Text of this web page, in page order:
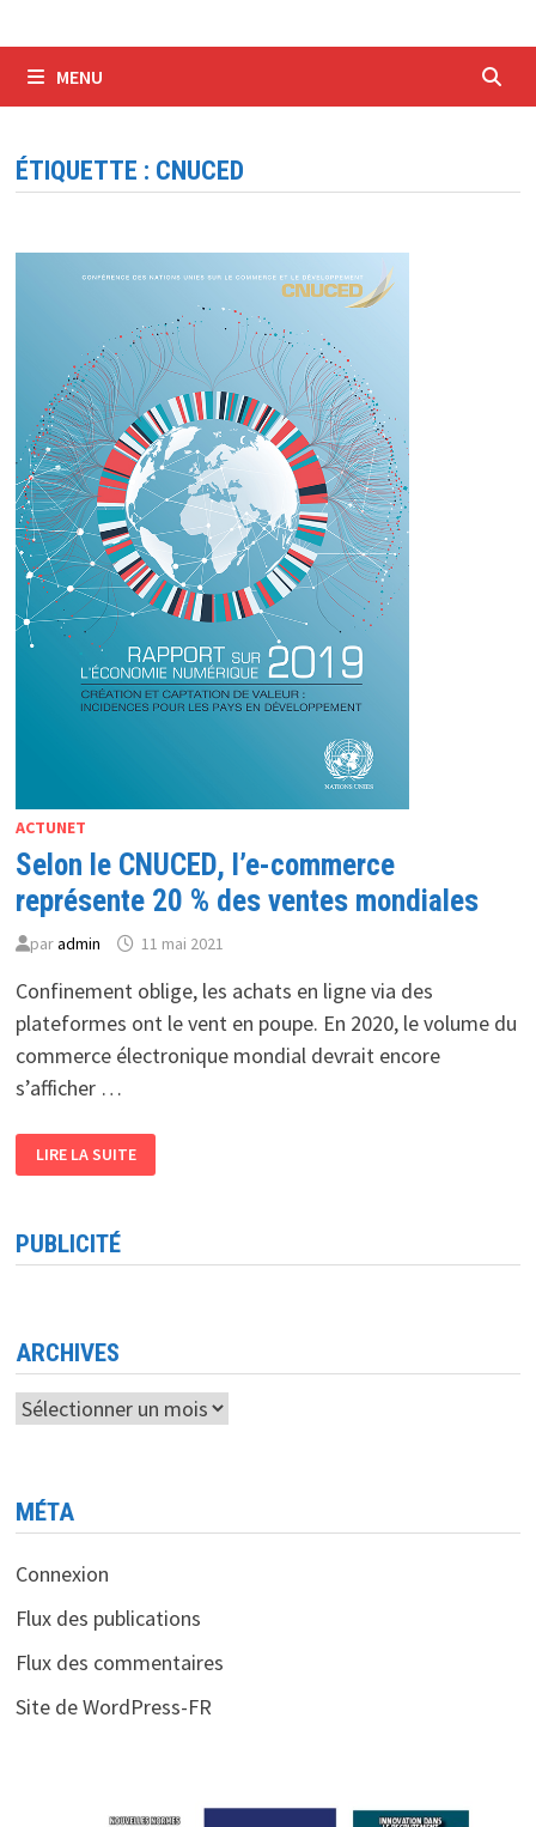
MENU
ÉTIQUETTE : CNUCED
ACTUNET
Selon le CNUCED, l’e-commerce
représente 20 % des ventes mondiales
paradmin 11 mai 2021
Confinement oblige, les achats en ligne via des
plateformes ont le vent en poupe. En 2020, le volume du
commerce électronique mondial devrait encore
s’afficher …
LE
CNUCED,
REPRÉSENTE
20
%
LIRE LA SUITE
PUBLICITÉ
ARCHIVES
Archives
MÉTA
Connexion
Flux des publications
Flux des commentaires
Site de WordPress-FR